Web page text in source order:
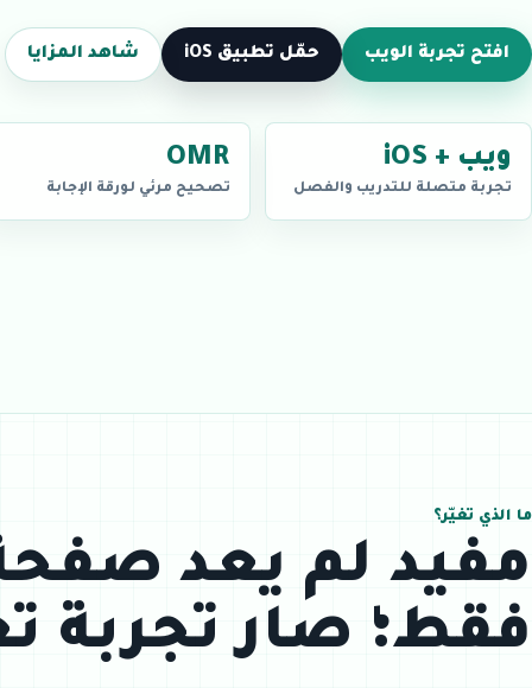
افتح تجربة الويب حمّل تطبيق iOS شاهد المزايا
ويب + iOS
تجربة متصلة للتدريب والفصل
OMR
تصحيح مرئي لورقة الإجابة
ما الذي تغيّر؟
مفيد لم يعد
فقط؛ صار تجربة